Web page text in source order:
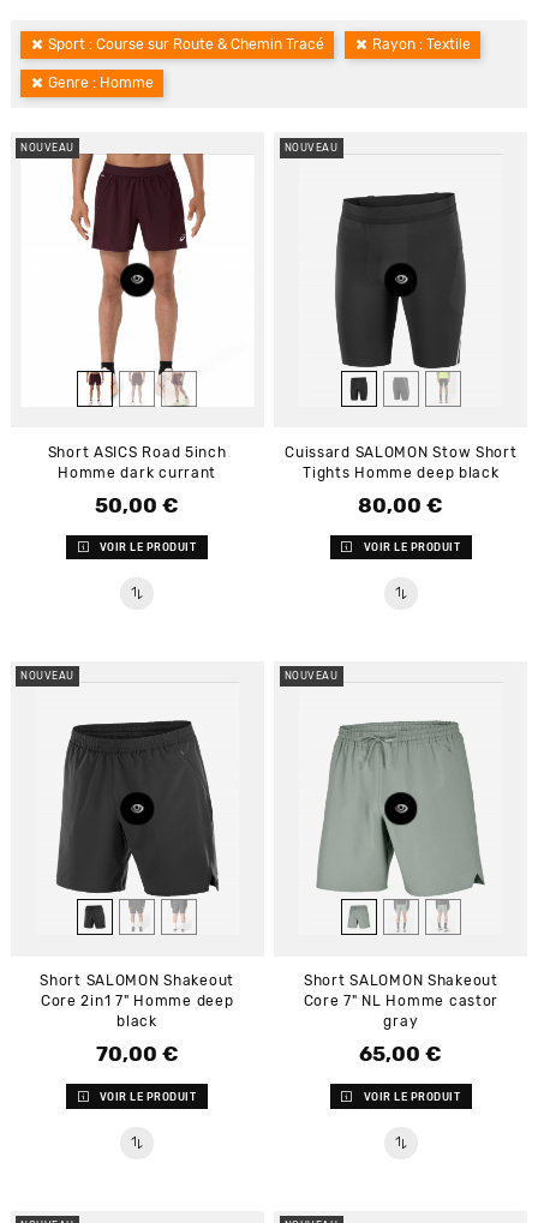
Sport : Course sur Route & Chemin Tracé Rayon : Textile
Genre : Homme
NOUVEAU
Short ASICS Road 5inch
Homme dark currant
Prix
50,00 €
VOIR LE PRODUIT
NOUVEAU
Cuissard SALOMON Stow Short
Tights Homme deep black
Prix
80,00 €
VOIR LE PRODUIT
NOUVEAU
Short SALOMON Shakeout
Core 2in1 7" Homme deep
black
Prix
70,00 €
VOIR LE PRODUIT
NOUVEAU
Short SALOMON Shakeout
Core 7" NL Homme castor
gray
Prix
65,00 €
VOIR LE PRODUIT